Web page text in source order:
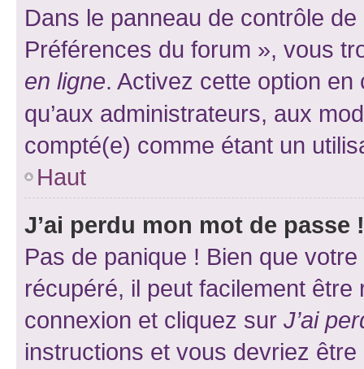
Dans le panneau de contrôle
Préférences du forum », vous
en ligne. Activez cette option
qu’aux administrateurs, aux
compté(e) comme étant un
Haut
J’ai perdu mon mot de passe !
Pas de panique ! Bien que
récupéré, il peut facilement
connexion et cliquez sur J’ai
instructions et vous devriez